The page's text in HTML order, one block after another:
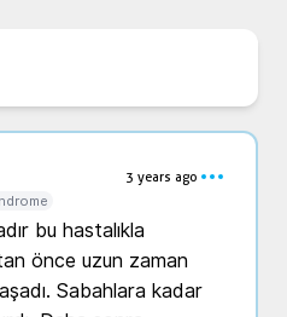
3 years ago
bu hastalıkla
önce uzun zaman
Sabahlara kadar